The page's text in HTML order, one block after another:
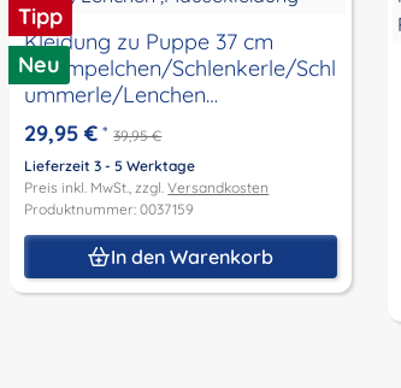
Tipp
Neu
Kleidung zu Puppe 37 cm
Strampelchen/Schlenkerle/Schl
ummerle/Lenchen
,Mäusekleidung
29,95 € * 39,95 €
Lieferzeit 3 - 5 Werktage
Preis inkl. MwSt., zzgl.Versandkosten
Produktnummer: 0037159
In den Warenkorb